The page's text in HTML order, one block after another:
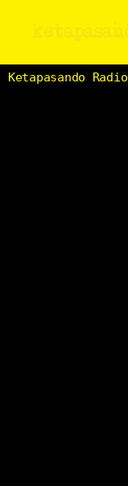
Ketapasando Radio